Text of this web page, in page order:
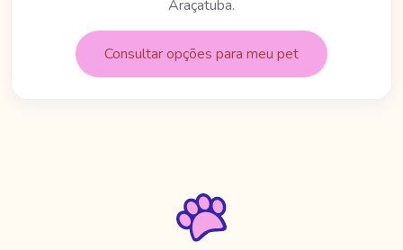
Araçatuba.
Consultar opções para meu pet